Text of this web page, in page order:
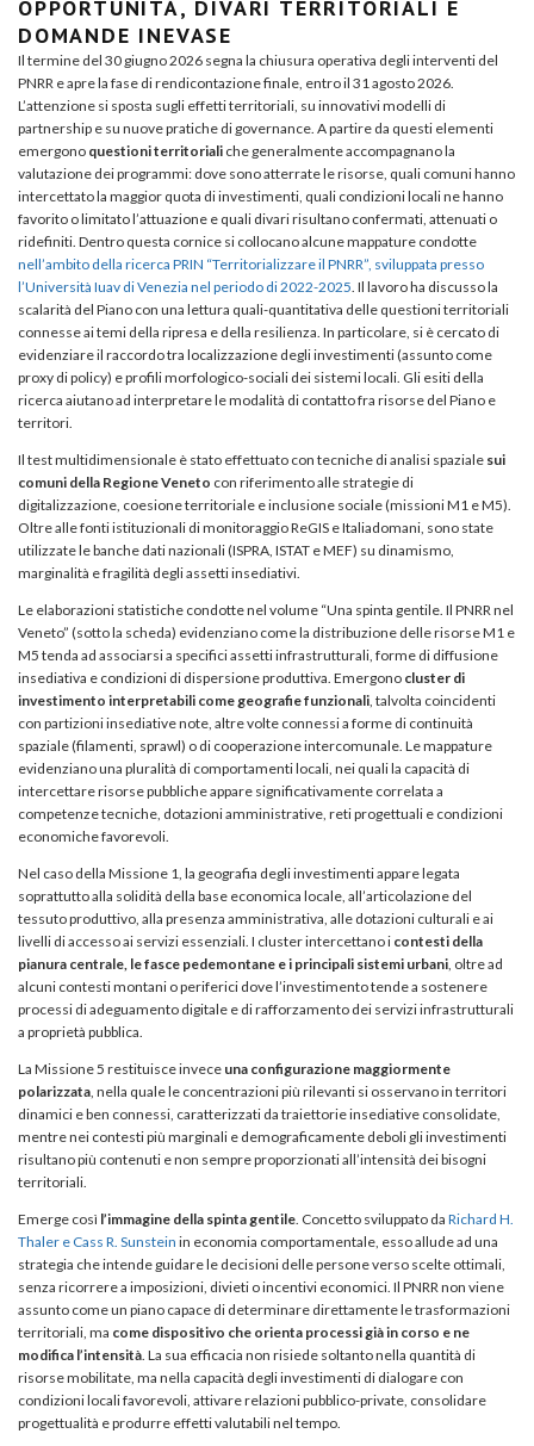
OPPORTUNITÀ, DIVARI TERRITORIALI E
DOMANDE INEVASE
Il termine del 30 giugno 2026 segna la chiusura operativa degli interventi del
PNRR e apre la fase di rendicontazione finale, entro il 31 agosto 2026.
L’attenzione si sposta sugli effetti territoriali, su innovativi modelli di
partnership e su nuove pratiche di governance. A partire da questi elementi
emergono questioni territoriali che generalmente accompagnano la
valutazione dei programmi: dove sono atterrate le risorse, quali comuni hanno
intercettato la maggior quota di investimenti, quali condizioni locali ne hanno
favorito o limitato l’attuazione e quali divari risultano confermati, attenuati o
ridefiniti. Dentro questa cornice si collocano alcune mappature condotte
nell’ambito della ricerca PRIN “Territorializzare il PNRR”, sviluppata presso
l’Università Iuav di Venezia nel periodo di 2022-2025. Il lavoro ha discusso la
scalarità del Piano con una lettura quali-quantitativa delle questioni territoriali
connesse ai temi della ripresa e della resilienza. In particolare, si è cercato di
evidenziare il raccordo tra localizzazione degli investimenti (assunto come
proxy di policy) e profili morfologico-sociali dei sistemi locali. Gli esiti della
ricerca aiutano ad interpretare le modalità di contatto fra risorse del Piano e
territori.
Il test multidimensionale è stato effettuato con tecniche di analisi spaziale sui
comuni della Regione Veneto con riferimento alle strategie di
digitalizzazione, coesione territoriale e inclusione sociale (missioni M1 e M5).
Oltre alle fonti istituzionali di monitoraggio ReGIS e Italiadomani, sono state
utilizzate le banche dati nazionali (ISPRA, ISTAT e MEF) su dinamismo,
marginalità e fragilità degli assetti insediativi.
Le elaborazioni statistiche condotte nel volume “Una spinta gentile. Il PNRR nel
Veneto” (sotto la scheda) evidenziano come la distribuzione delle risorse M1 e
M5 tenda ad associarsi a specifici assetti infrastrutturali, forme di diffusione
insediativa e condizioni di dispersione produttiva. Emergono cluster di
investimento interpretabili come geografie funzionali, talvolta coincidenti
con partizioni insediative note, altre volte connessi a forme di continuità
spaziale (filamenti, sprawl) o di cooperazione intercomunale. Le mappature
evidenziano una pluralità di comportamenti locali, nei quali la capacità di
intercettare risorse pubbliche appare significativamente correlata a
competenze tecniche, dotazioni amministrative, reti progettuali e condizioni
economiche favorevoli.
Nel caso della Missione 1, la geografia degli investimenti appare legata
soprattutto alla solidità della base economica locale, all’articolazione del
tessuto produttivo, alla presenza amministrativa, alle dotazioni culturali e ai
livelli di accesso ai servizi essenziali. I cluster intercettano i contesti della
pianura centrale, le fasce pedemontane e i principali sistemi urbani, oltre ad
alcuni contesti montani o periferici dove l’investimento tende a sostenere
processi di adeguamento digitale e di rafforzamento dei servizi infrastrutturali
a proprietà pubblica.
La Missione 5 restituisce invece una configurazione maggiormente
polarizzata, nella quale le concentrazioni più rilevanti si osservano in territori
dinamici e ben connessi, caratterizzati da traiettorie insediative consolidate,
mentre nei contesti più marginali e demograficamente deboli gli investimenti
risultano più contenuti e non sempre proporzionati all’intensità dei bisogni
territoriali.
Emerge così l’immagine della spinta gentile. Concetto sviluppato da Richard H.
Thaler e Cass R. Sunstein in economia comportamentale, esso allude ad una
strategia che intende guidare le decisioni delle persone verso scelte ottimali,
senza ricorrere a imposizioni, divieti o incentivi economici. Il PNRR non viene
assunto come un piano capace di determinare direttamente le trasformazioni
territoriali, ma come dispositivo che orienta processi già in corso e ne
modifica l’intensità. La sua efficacia non risiede soltanto nella quantità di
risorse mobilitate, ma nella capacità degli investimenti di dialogare con
condizioni locali favorevoli, attivare relazioni pubblico-private, consolidare
progettualità e produrre effetti valutabili nel tempo.